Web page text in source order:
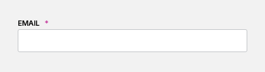
EMAIL *